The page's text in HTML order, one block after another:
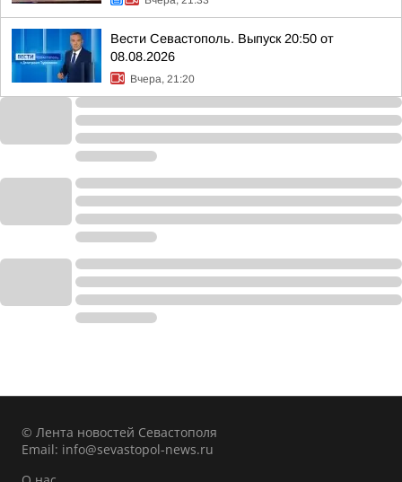
Вести Севастополь. Выпуск 20:50 от
08.08.2026
Вчера, 21:20
© Лента новостей Севастополя
Email: info@sevastopol-news.ru